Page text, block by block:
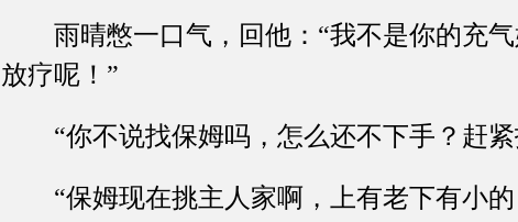
雨晴憋一口气，回他：“我不是你的充气
放疗呢！”
“你不说找保姆吗，怎么还不下手？赶紧
“保姆现在挑主人家啊，上有老下有小的